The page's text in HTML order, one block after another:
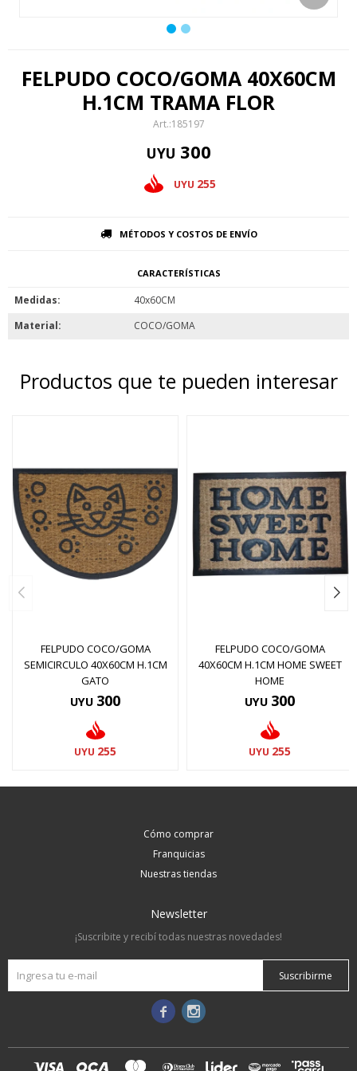
FELPUDO COCO/GOMA 40X60CM
H.1CM TRAMA FLOR
185197
UYU 300
UYU 255
MÉTODOS Y COSTOS DE ENVÍO
CARACTERÍSTICAS
Medidas
40x60CM
Material
COCO/GOMA
Productos que te pueden interesar
FELPUDO COCO/GOMA
SEMICIRCULO 40X60CM H.1CM
GATO
UYU 300
UYU 255
FELPUDO COCO/GOMA
40X60CM H.1CM HOME SWEET
HOME
UYU 300
UYU 255
Cómo comprar
Franquicias
Nuestras tiendas
Newsletter
¡Suscribite y recibí todas nuestras novedades!
Suscribirme
 